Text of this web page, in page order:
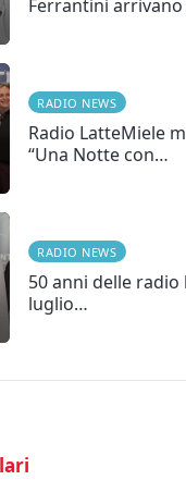
Ferrantini
RADIO NEWS
Radio LatteMiele
“Una Notte con…
RADIO NEWS
50 anni delle radio
luglio…